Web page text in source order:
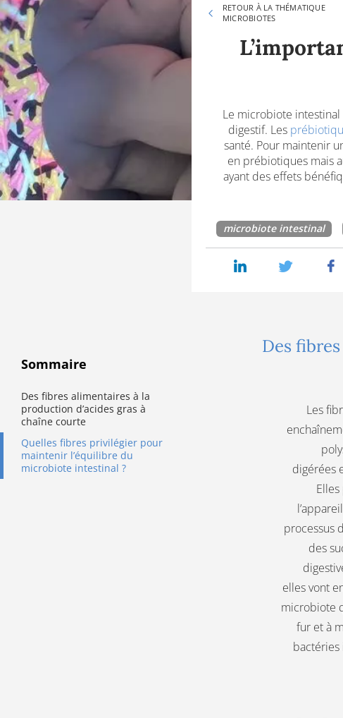
RETOUR À LA THÉMATIQUE
MICROBIOTES
Le microbiote
digestif. Les
santé. Pour maintenir
en prébiotiques mais
ayant des effets
microbiote intestinal
Des
Les
digérées
processus
des
elles vont
microbiote
fur et à
Sommaire
Des fibres alimentaires à la
production d’acides gras à
chaîne courte
Quelles fibres privilégier pour
maintenir l’équilibre du
microbiote intestinal ?